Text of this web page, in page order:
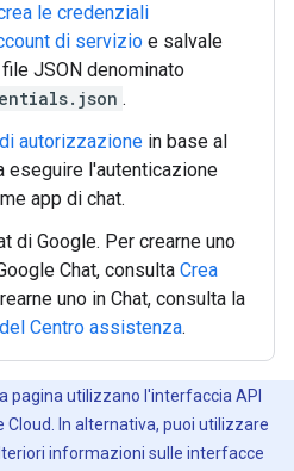
le credenziali
di servizio e salvale
JSON denominato
.
autorizzazione in base al
eseguire l'autenticazione
app di chat.
di Google. Per crearne uno
Chat, consulta Crea
uno in Chat, consulta la
Centro assistenza.
pagina utilizzano l'interfaccia API
Cloud. In alternativa, puoi utilizzare
informazioni sulle interfacce